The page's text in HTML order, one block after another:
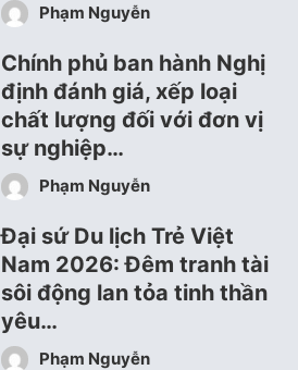
Phạm Nguyễn
Chính phủ ban hành Nghị
định đánh giá, xếp loại
chất lượng đối với đơn vị
sự nghiệp…
Phạm Nguyễn
Đại sứ Du lịch Trẻ Việt
Nam 2026: Đêm tranh tài
sôi động lan tỏa tinh thần
yêu…
Phạm Nguyễn